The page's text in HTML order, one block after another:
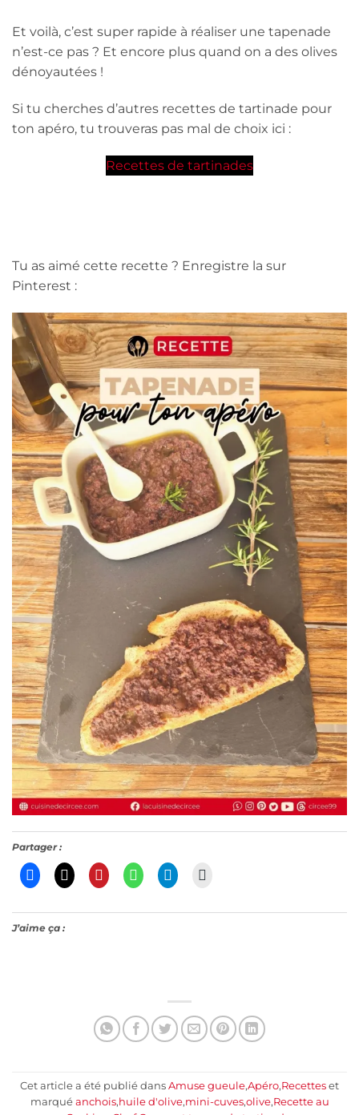
Et voilà, c’est super rapide à réaliser une tapenade
n’est-ce pas ? Et encore plus quand on a des olives
dénoyautées !
Si tu cherches d’autres recettes de tartinade pour
ton apéro, tu trouveras pas mal de choix ici :
Recettes de tartinades
Tu as aimé cette recette ? Enregistre la sur
Pinterest :
Partager :
J’aime ça :
Cet article a été publié dans Amuse gueule,Apéro,Recettes et
marqué anchois,huile d'olive,mini-cuves,olive,Recette au